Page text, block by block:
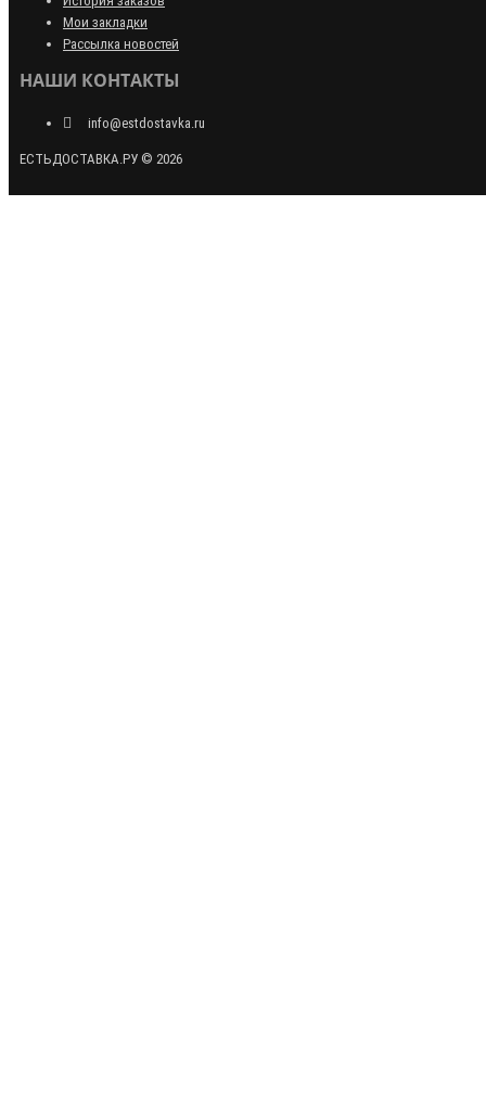
Мои закладки
Рассылка новостей
НАШИ КОНТАКТЫ
info@estdostavka.ru
ЕСТЬДОСТАВКА.РУ © 2026